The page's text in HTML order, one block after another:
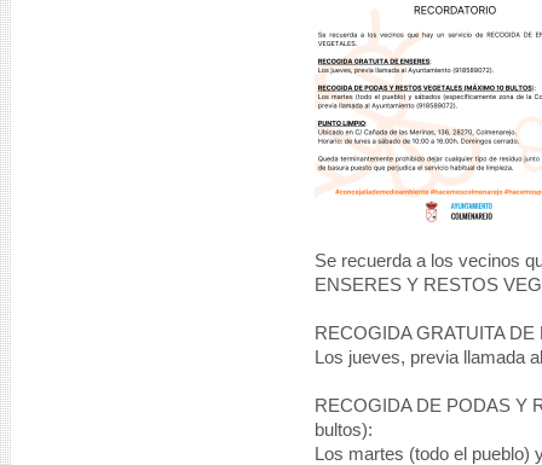
Se recuerda a los vecinos
ENSERES Y RESTOS
RECOGIDA GRATUITA DE
Los jueves, previa llamada
RECOGIDA DE PODAS Y
bultos):
Los martes (todo el pueblo)